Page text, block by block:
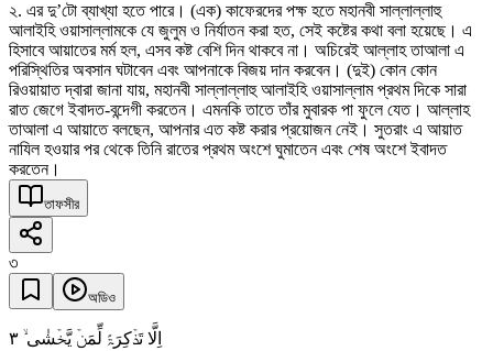
২. এর দু’টো ব্যাখ্যা হতে পারে। (এক) কাফেরদের পক্ষ হতে মহানবী সাল্লাল্লাহু
আলাইহি ওয়াসাল্লামকে যে জুলুম ও নির্যাতন করা হত, সেই কষ্টের কথা বলা হয়েছে। এ
হিসাবে আয়াতের মর্ম হল, এসব কষ্ট বেশি দিন থাকবে না। অচিরেই আল্লাহ তাআলা এ
পরিস্থিতির অবসান ঘটাবেন এবং আপনাকে বিজয় দান করবেন। (দুই) কোন কোন
রিওয়ায়াত দ্বারা জানা যায়, মহানবী সাল্লাল্লাহু আলাইহি ওয়াসাল্লাম প্রথম দিকে সারা
রাত জেগে ইবাদত-বন্দেগী করতেন। এমনকি তাতে তাঁর মুবারক পা ফুলে যেত। আল্লাহ
তাআলা এ আয়াতে বলছেন, আপনার এত কষ্ট করার প্রয়োজন নেই। সুতরাং এ আয়াত
নাযিল হওয়ার পর থেকে তিনি রাতের প্রথম অংশে ঘুমাতেন এবং শেষ অংশে ইবাদত
করতেন।
তাফসীর
৩
অডিও
اِلَّا تَذۡکِرَۃً لِّمَنۡ یَّخۡشٰی ۙ ٣